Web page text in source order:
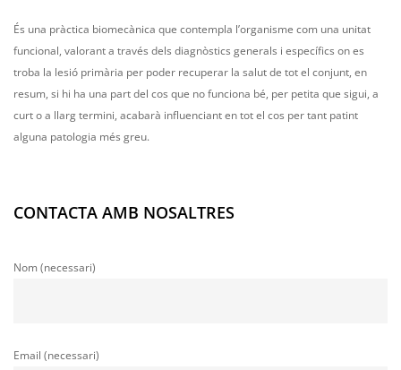
És una pràctica biomecànica que contempla l’organisme com una unitat
funcional, valorant a través dels diagnòstics generals i específics on es
troba la lesió primària per poder recuperar la salut de tot el conjunt, en
resum, si hi ha una part del cos que no funciona bé, per petita que sigui, a
curt o a llarg termini, acabarà influenciant en tot el cos per tant patint
alguna patologia més greu.
CONTACTA AMB NOSALTRES
Nom (necessari)
Email (necessari)